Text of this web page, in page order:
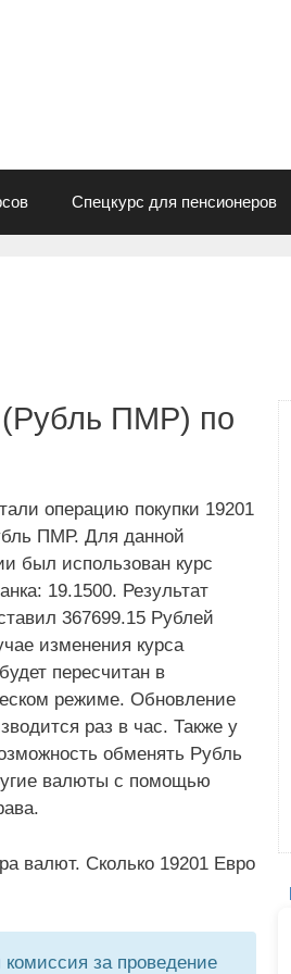
Спецкурс для пенсионеров
(Рубль ПМР) по
операцию покупки 19201
ПМР. Для данной
был использован курс
19.1500. Результат
367699.15 Рублей
изменения курса
пересчитан в
режиме. Обновление
раз в час. Также у
обменять Рубль
валюты с помощью
валют. Сколько 19201 Евро
за проведение